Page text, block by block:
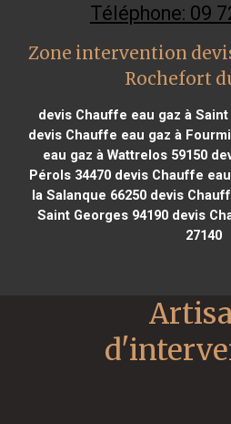
Téléphone: 09
Zone intervention
Rochefort
devis Chauffe eau gaz à
devis Chauffe eau gaz à
eau gaz à Wattrelos 59150
Pérols 34470 devis Chauffe
la Salanque 66250 devis
Saint Georges 94190devis
27140